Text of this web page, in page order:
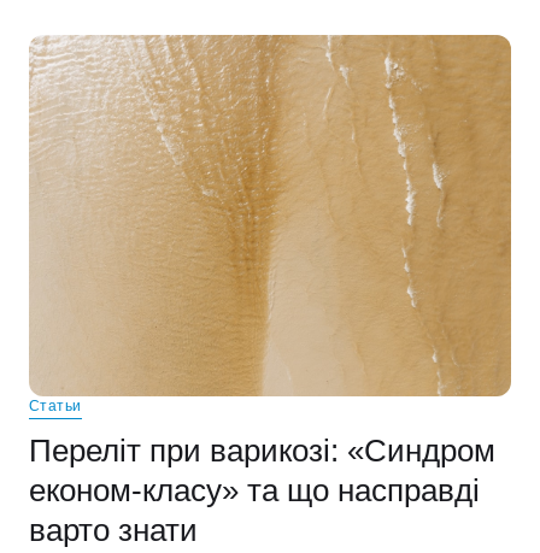
Статьи
Переліт при варикозі: «Синдром
економ-класу» та що насправді
варто знати